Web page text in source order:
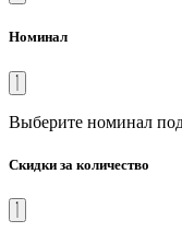
Номинал
Выберите номинал
Скидки за количество